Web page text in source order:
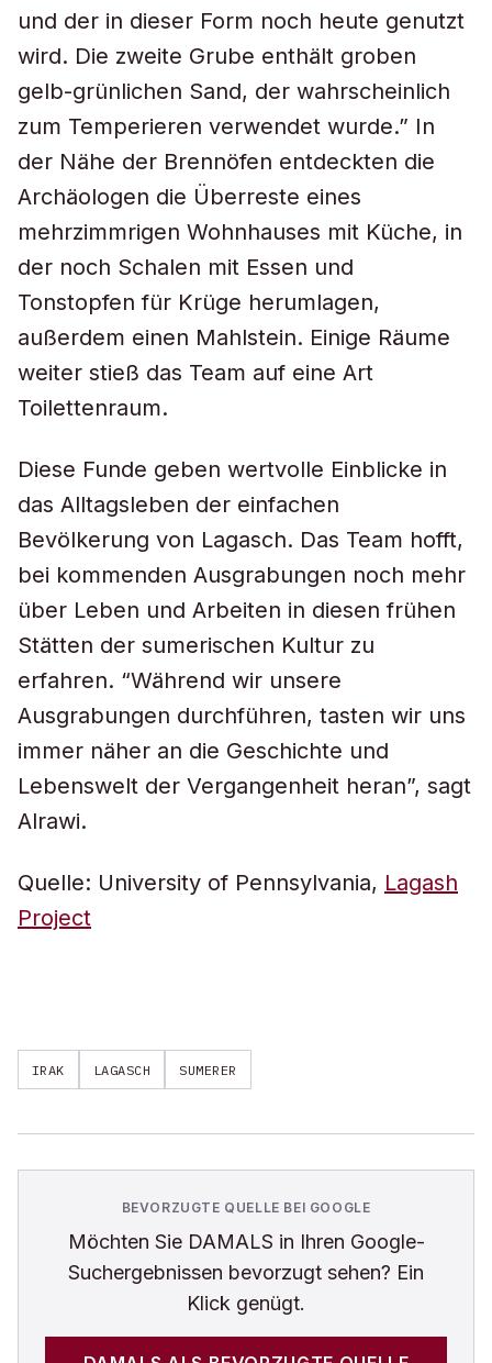
und der in dieser Form noch heute genutzt
wird. Die zweite Grube enthält groben
gelb-grünlichen Sand, der wahrscheinlich
zum Temperieren verwendet wurde.” In
der Nähe der Brennöfen entdeckten die
Archäologen die Überreste eines
mehrzimmrigen Wohnhauses mit Küche, in
der noch Schalen mit Essen und
Tonstopfen für Krüge herumlagen,
außerdem einen Mahlstein. Einige Räume
weiter stieß das Team auf eine Art
Toilettenraum.
Diese Funde geben wertvolle Einblicke in
das Alltagsleben der einfachen
Bevölkerung von Lagasch. Das Team hofft,
bei kommenden Ausgrabungen noch mehr
über Leben und Arbeiten in diesen frühen
Stätten der sumerischen Kultur zu
erfahren. “Während wir unsere
Ausgrabungen durchführen, tasten wir uns
immer näher an die Geschichte und
Lebenswelt der Vergangenheit heran”, sagt
Alrawi.
Quelle: University of Pennsylvania, Lagash
Project
IRAK LAGASCH SUMERER
BEVORZUGTE QUELLE BEI GOOGLE
Möchten Sie DAMALS in Ihren Google-
Suchergebnissen bevorzugt sehen? Ein
Klick genügt.